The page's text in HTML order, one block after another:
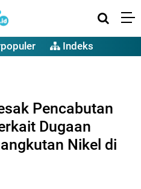
Indeks
Pencabutan
Dugaan
Nikel di